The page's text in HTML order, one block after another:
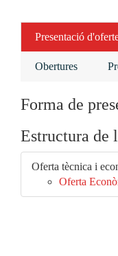
Presentació
Obertures
Forma de
Estructura de
Oferta tècnica i
Oferta